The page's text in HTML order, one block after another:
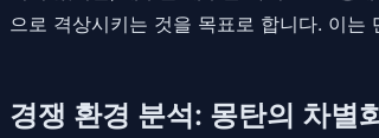
으로 격상시키는 것을 목표로 합니다. 이
경쟁 환경 분석: 몽탄의 차별